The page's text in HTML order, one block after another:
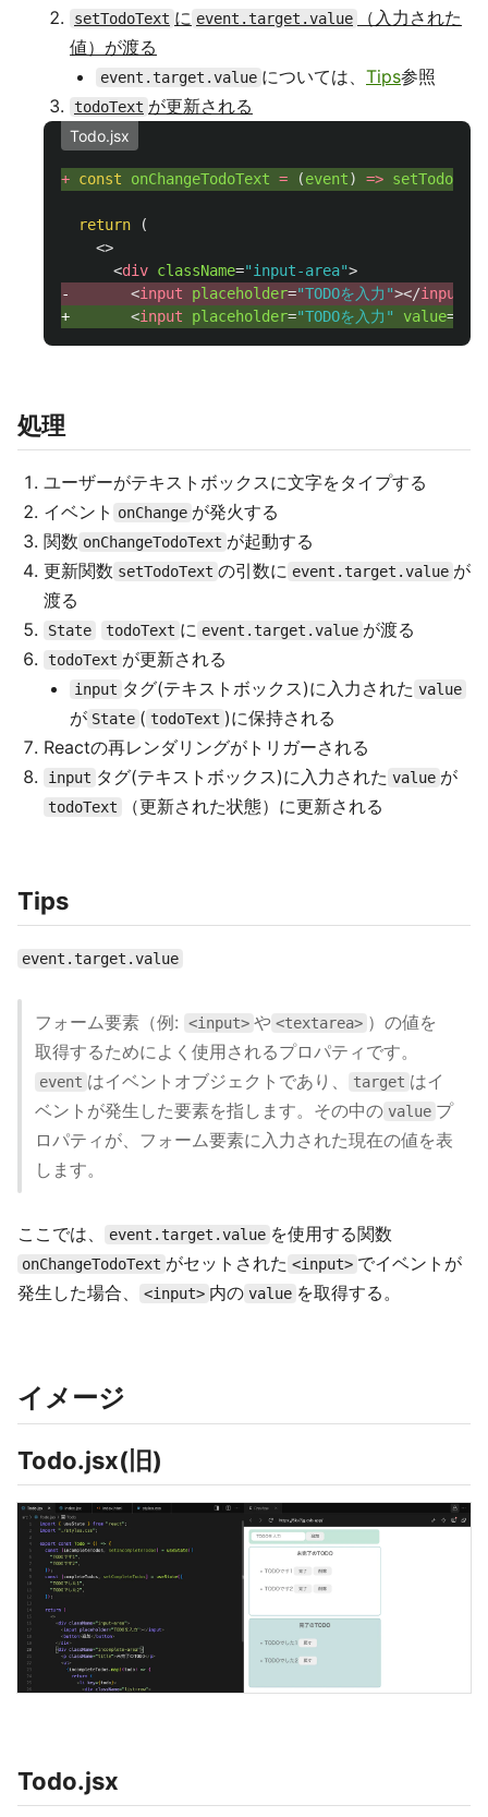
setTodoText に event.target.value
（入力された
値）が渡る
event.target.value については、 Tips参照
todoText が更新される
Todo.jsx
+ const onChangeTodoText = (event) => setTodoText
return
(
<>
<div className="input-area">
- <input placeholder="TODOを入力"></input
+ <input placeholder="TODOを入力" value=
処理
ユーザーがテキストボックスに文字をタイプする
イベント onChange が発火する
関数 onChangeTodoText が起動する
更新関数 setTodoText の引数に event.target.value が
渡る
State todoText に event.target.value が渡る
todoText が更新される
input タグ(テキストボックス)に入力された value
が State ( todoText )に保持される
Reactの再レンダリングがトリガーされる
input タグ(テキストボックス)に入力された value が
todoText （更新された状態）に更新される
Tips
event.target.value
フォーム要素（例: <input> や <textarea> ）の値を
取得するためによく使用されるプロパティです。
event はイベントオブジェクトであり、 target はイ
ベントが発生した要素を指します。その中の value プ
ロパティが、フォーム要素に入力された現在の値を表
します。
ここでは、 event.target.value を使用する関数
onChangeTodoText がセットされた <input> でイベントが
発生した場合、
<input> 内の value を取得する。
イメージ
Todo.jsx(旧)
Todo.jsx